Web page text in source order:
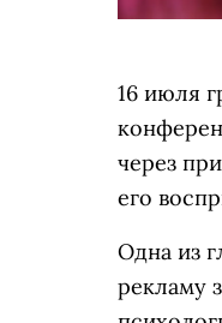
16 июля
через
его
Одна из
рекламу